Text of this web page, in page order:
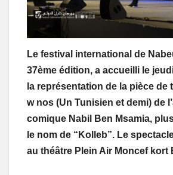
Le festival international de
37ème édition, a accueilli le
la représentation de la pièce de
w nos (Un Tunisien et demi) de
comique Nabil Ben Msamia,
le nom de “Kolleb”. Le
au théâtre Plein Air Moncef kort